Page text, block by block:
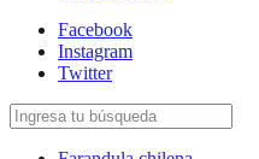
Facebook
Instagram
Twitter